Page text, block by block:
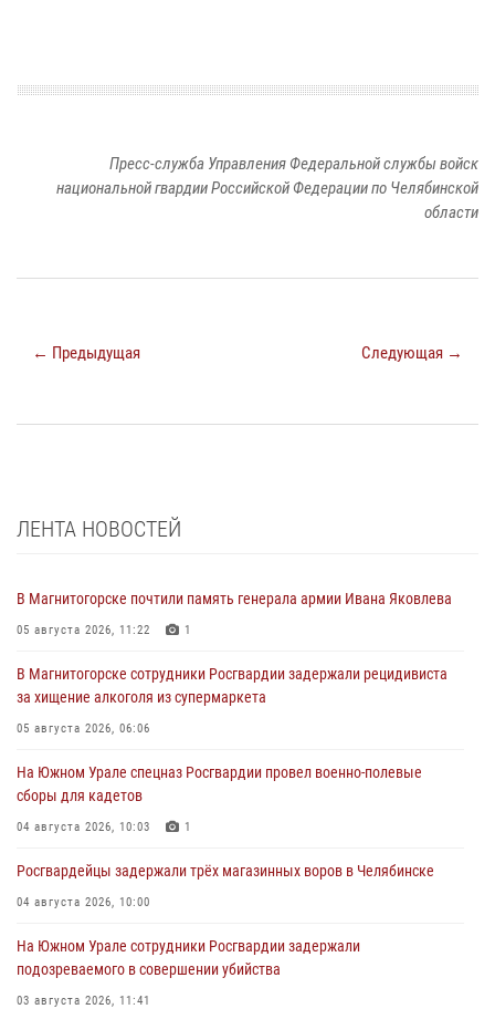
Пресс-служба Управления Федеральной службы войск
национальной гвардии Российской Федерации по Челябинской
области
← Предыдущая Следующая →
ЛЕНТА НОВОСТЕЙ
В Магнитогорске почтили память генерала армии Ивана Яковлева
05 августа 2026, 11:22 1
В Магнитогорске сотрудники Росгвардии задержали рецидивиста
за хищение алкоголя из супермаркета
05 августа 2026, 06:06
На Южном Урале спецназ Росгвардии провел военно-полевые
сборы для кадетов
04 августа 2026, 10:03 1
Росгвардейцы задержали трёх магазинных воров в Челябинске
04 августа 2026, 10:00
На Южном Урале сотрудники Росгвардии задержали
подозреваемого в совершении убийства
03 августа 2026, 11:41